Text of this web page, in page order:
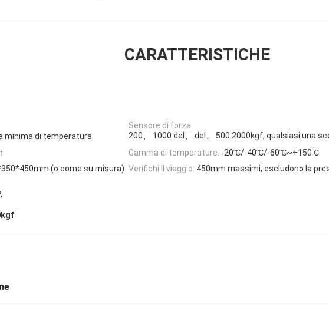
CARATTERISTICHE
minima di temperatura
Sensore di forza:
200、 1000 del、 del、 500 2000kgf, qualsiasi una
Gamma di temperature: -20℃/-40℃/-60℃~+150℃
(o come su misura) Verifichi il viaggio: 450mm massimi, escludono la
,